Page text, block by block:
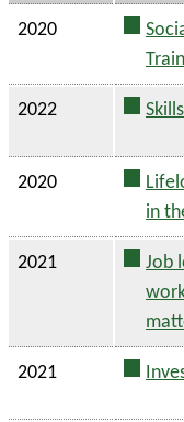
2020
2022
2020
in
2021
Job
2021